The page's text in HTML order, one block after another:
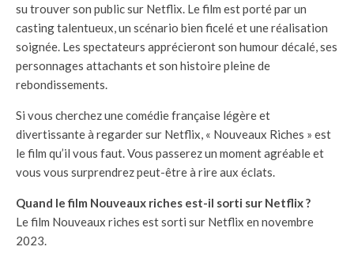
su trouver son public sur Netflix. Le film est porté par un
casting talentueux, un scénario bien ficelé et une réalisation
soignée. Les spectateurs apprécieront son humour décalé, ses
personnages attachants et son histoire pleine de
rebondissements.
Si vous cherchez une comédie française légère et
divertissante à regarder sur Netflix, « Nouveaux Riches » est
le film qu’il vous faut. Vous passerez un moment agréable et
vous vous surprendrez peut-être à rire aux éclats.
Quand le film Nouveaux riches est-il sorti sur Netflix ?
Le film Nouveaux riches est sorti sur Netflix en novembre
2023.